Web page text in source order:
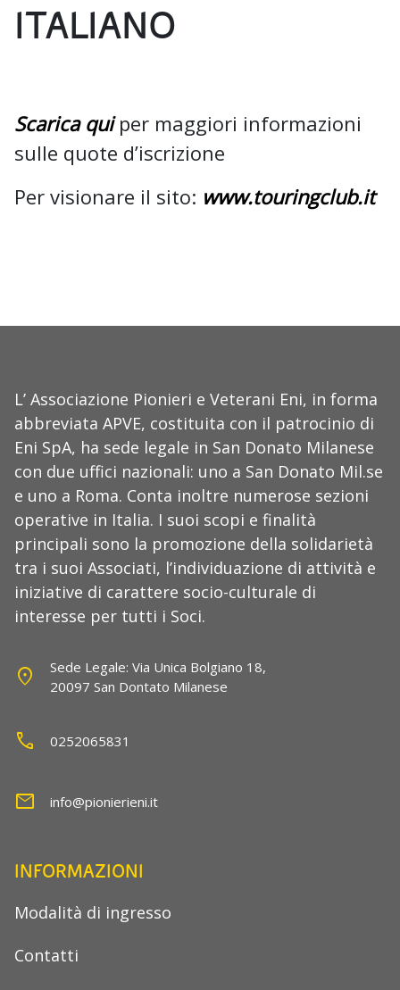
ITALIANO
Scarica quiper maggiori informazioni
sulle quote d’iscrizione
Per visionare il sito: www.touringclub.it
L’ Associazione Pionieri e Veterani Eni, in forma
abbreviata APVE, costituita con il patrocinio di
Eni SpA, ha sede legale in San Donato Milanese
con due uffici nazionali: uno a San Donato Mil.se
e uno a Roma. Conta inoltre numerose sezioni
operative in Italia. I suoi scopi e finalità
principali sono la promozione della solidarietà
tra i suoi Associati, l’individuazione di attività e
iniziative di carattere socio-culturale di
interesse per tutti i Soci.
location_on
Sede Legale: Via Unica Bolgiano 18,
20097 San Dontato Milanese
call 0252065831
mail info@pionierieni.it
INFORMAZIONI
Modalità di ingresso
Contatti